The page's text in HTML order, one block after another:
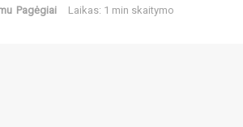
Pagėgiai Laikas: 1 min skaitymo